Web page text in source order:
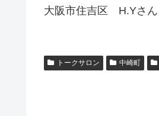
大阪市住吉区 H.Yさん
トークサロン 中崎町